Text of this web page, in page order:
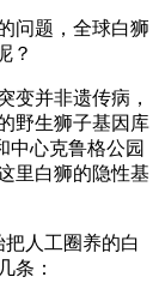
问题，全球白狮
？
变并非遗传病，
野生狮子基因库
中心克鲁格公园
里白狮的隐性基
把人工圈养的白
条：